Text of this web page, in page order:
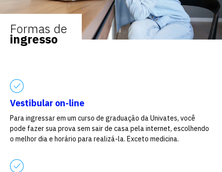
Formas de
ingresso
Vestibular on-line
Para ingressar em um curso de graduação da Univates, você
pode fazer sua prova sem sair de casa pela internet, escolhendo
o melhor dia e horário para realizá-la. Exceto medicina.